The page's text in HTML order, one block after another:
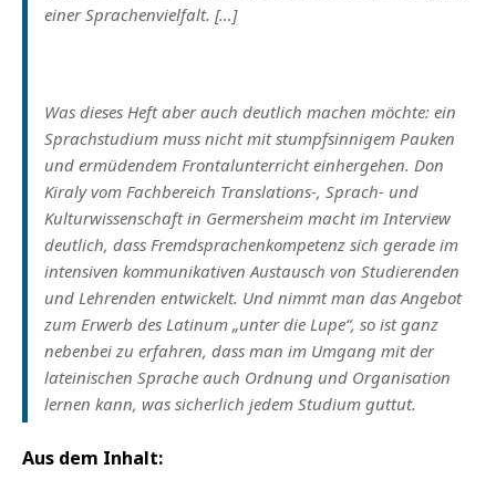
einer Sprachenvielfalt. […]
Was dieses Heft aber auch deutlich machen möchte: ein
Sprachstudium muss nicht mit stumpfsinnigem Pauken
und ermüdendem Frontalunterricht einhergehen. Don
Kiraly vom Fachbereich Translations-, Sprach- und
Kulturwissenschaft in Germersheim macht im Interview
deutlich, dass Fremdsprachenkompetenz sich gerade im
intensiven kommunikativen Austausch von Studierenden
und Lehrenden entwickelt. Und nimmt man das Angebot
zum Erwerb des Latinum „unter die Lupe“, so ist ganz
nebenbei zu erfahren, dass man im Umgang mit der
lateinischen Sprache auch Ordnung und Organisation
lernen kann, was sicherlich jedem Studium guttut.
Aus dem Inhalt: